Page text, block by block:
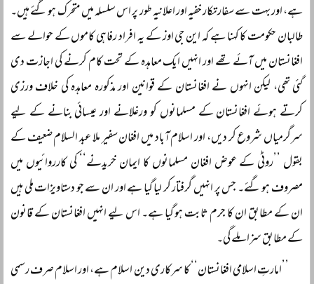
ہے، اور بہت سے سفارتکار خفیہ اور اعلانیہ طور پر اس سلسلہ میں متحرک ہو گئے ہیں۔
طالبان حکومت کا کہنا ہے کہ این جی اوز کے یہ افراد رفاہی کاموں کے حوالے سے
افغانستان میں آئے تھے اور انہیں ایک معاہدہ کے تحت کام کرنے کی اجازت دی
گئی تھی، لیکن انہوں نے افغانستان کے قوانین اور مذکورہ معاہدہ کی خلاف ورزی
کرتے ہوئے افغانستان کے مسلمانوں کو ورغلانے اور عیسائی بنانے کے لیے
سرگرمیاں شروع کر دیں، اور اسلام آباد میں افغان سفیر ملا عبد السلام ضعیف کے
بقول ’’روٹی کے عوض افغان مسلمانوں کا ایمان خریدنے‘‘ کی کارروائیوں میں
مصروف ہو گئے۔ جس پر انہیں گرفتار کر لیا گیا ہے اور ان سے جو دستاویزات ملی ہیں
ان کے مطابق ان کا جرم ثابت ہو گیا ہے۔ اس لیے انہیں افغانستان کے قانون
کے مطابق سزا ملے گی۔
’’امارتِ اسلامی افغانستان‘‘ کا سرکاری دین اسلام ہے، اور اسلام صرف رسمی